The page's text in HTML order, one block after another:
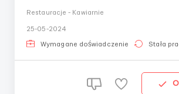
angielskiego. Godziny pracy – grafik: 8-10
godzin/dzień, 6 dni w tygodniu. Rodzaj zatrudnienia:
Restauracje - Kawiarnie
25-05-2024
Wymagane doświadczenie Stała